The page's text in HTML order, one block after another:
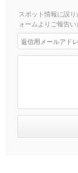
スポット情報に誤
ォームよりご報告い